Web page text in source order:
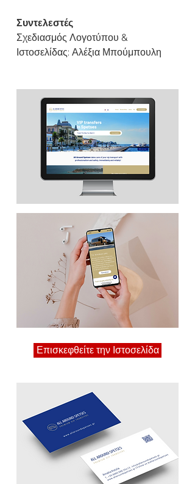
Συντελεστές
Σχεδιασμός Λογοτύπου &
Ιστοσελίδας: Αλέξια Μπούμπουλη
Επισκεφθείτε την Ιστοσελίδα